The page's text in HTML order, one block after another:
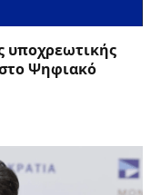
υποχρεωτικής
Ψηφιακό